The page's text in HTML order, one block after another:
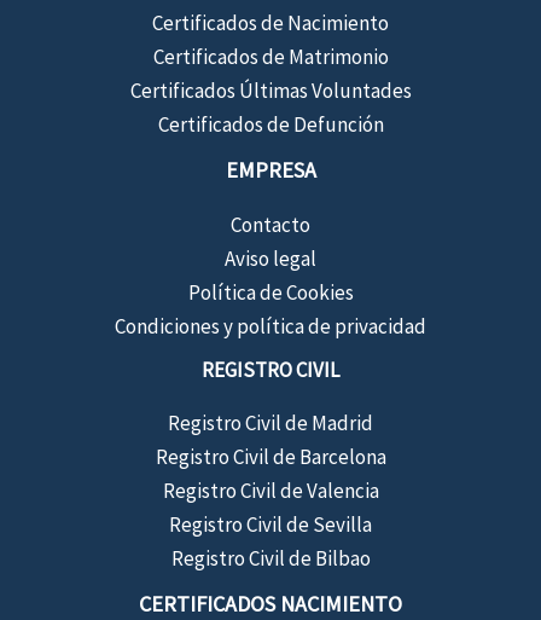
Certificados de Nacimiento
Certificados de Matrimonio
Certificados Últimas Voluntades
Certificados de Defunción
EMPRESA
Contacto
Aviso legal
Política de Cookies
Condiciones y política de privacidad
REGISTRO CIVIL
Registro Civil de Madrid
Registro Civil de Barcelona
Registro Civil de Valencia
Registro Civil de Sevilla
Registro Civil de Bilbao
CERTIFICADOS NACIMIENTO